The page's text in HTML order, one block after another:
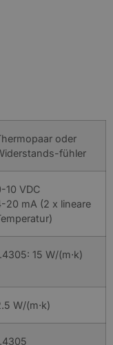
oder
fühler
10 VDC
20 mA (2 x lineare
15 W/(m⋅k)
W/(m⋅k)